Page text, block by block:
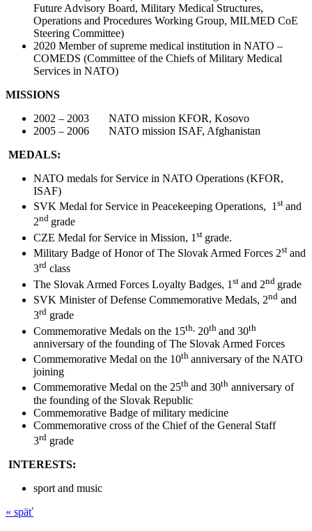
Future Advisory Board, Military Medical Structures,
Operations and Procedures Working Group, MILMED CoE
Steering Committee)
2020 Member of supreme medical institution in NATO –
COMEDS (Committee of the Chiefs of Military Medical
Services in NATO)
MISSIONS
2002 – 2003 NATO mission KFOR, Kosovo
2005 – 2006 NATO mission ISAF, Afghanistan
MEDALS:
NATO medals for Service in NATO Operations (KFOR,
ISAF)
SVK Medal for Service in Peacekeeping Operations, 1 st and
2nd grade
CZE Medal for Service in Mission, 1 st grade.
Military Badge of Honor of The Slovak Armed Forces 2st and
3rd class
The Slovak Armed Forces Loyalty Badges, 1 st and 2nd grade
SVK Minister of Defense Commemorative Medals, 2nd and
3rd grade
Commemorative Medals on the 15th, 20th and 30th
anniversary of the founding of The Slovak Armed Forces
Commemorative Medal on the 10th anniversary of the NATO
joining
Commemorative Medal on the 25th and 30th anniversary of
the founding of the Slovak Republic
Commemorative Badge of military medicine
Commemorative cross of the Chief of the General Staff
3rd grade
INTERESTS:
sport and music
« späť